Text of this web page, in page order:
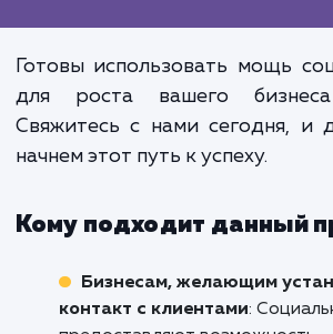
активного и
присутствия
социальных сетях.
инструмент для
долгосрочных
клиентами и